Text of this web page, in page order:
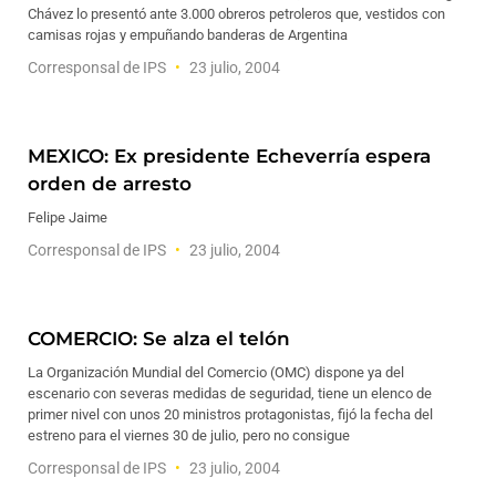
Chávez lo presentó ante 3.000 obreros petroleros que, vestidos con
camisas rojas y empuñando banderas de Argentina
Corresponsal de IPS 23 julio, 2004
MEXICO: Ex presidente Echeverría espera
orden de arresto
Felipe Jaime
Corresponsal de IPS 23 julio, 2004
COMERCIO: Se alza el telón
La Organización Mundial del Comercio (OMC) dispone ya del
escenario con severas medidas de seguridad, tiene un elenco de
primer nivel con unos 20 ministros protagonistas, fijó la fecha del
estreno para el viernes 30 de julio, pero no consigue
Corresponsal de IPS 23 julio, 2004